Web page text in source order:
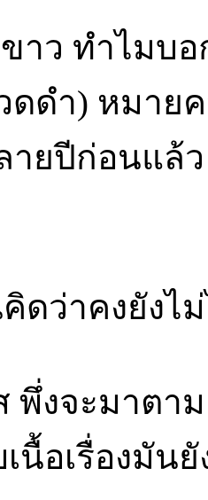
าว ทำไมบอ
ดำ) หมาย
ายปีก่อนแล้
ดว่าคงยังไ
พึ่งจะมาต
นื้อเรื่องมั